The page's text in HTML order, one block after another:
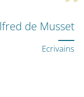
de Musset
Ecrivains